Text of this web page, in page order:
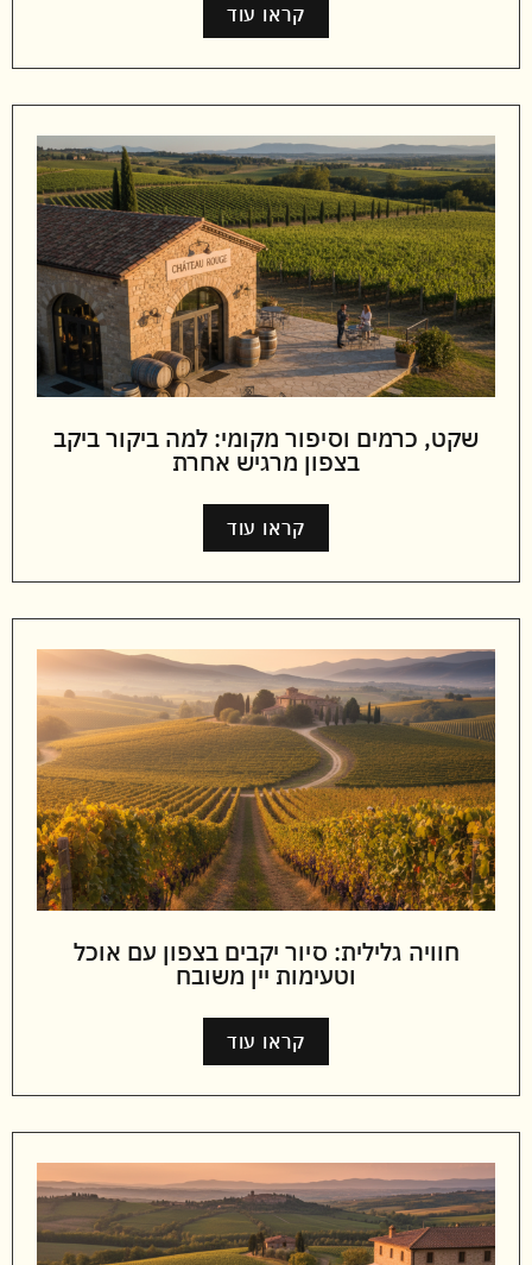
קראו עוד
שקט, כרמים וסיפור מקומי: למה ביקור ביקב
בצפון מרגיש אחרת
קראו עוד
חוויה גלילית: סיור יקבים בצפון עם אוכל
וטעימות יין משובח
קראו עוד